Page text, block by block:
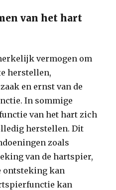
van het hart
vermogen om
herstellen,
en ernst van de
In sommige
van het hart zich
herstellen. Dit
zoals
van de hartspier,
ontsteking kan
kan